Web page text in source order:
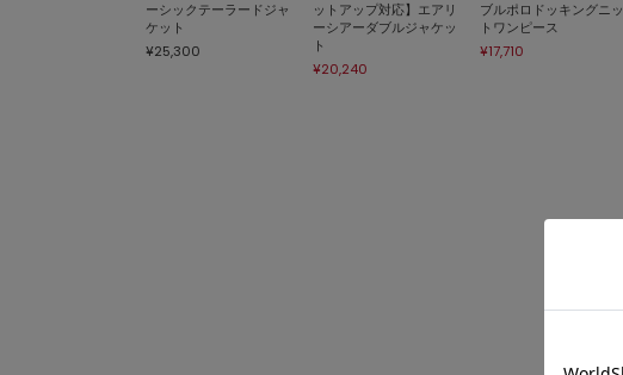
ーシックテーラードジャ
ケット
¥25,300
ットアップ対応】エアリ
ーシアーダブルジャケッ
ト
¥20,240
ブルポロドッキングニッ
トワンピース
¥17,710